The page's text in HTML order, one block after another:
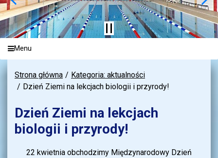
Menu
Strona główna
Kategoria: aktualności
Dzień Ziemi na lekcjach biologii i przyrody!
Dzień Ziemi na lekcjach
biologii i przyrody!
22 kwietnia obchodzimy Międzynarodowy Dzień